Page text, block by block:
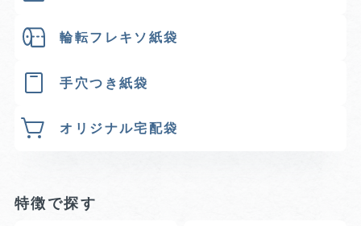
輪転フレキソ紙袋
手穴つき紙袋
オリジナル宅配袋
特徴で探す